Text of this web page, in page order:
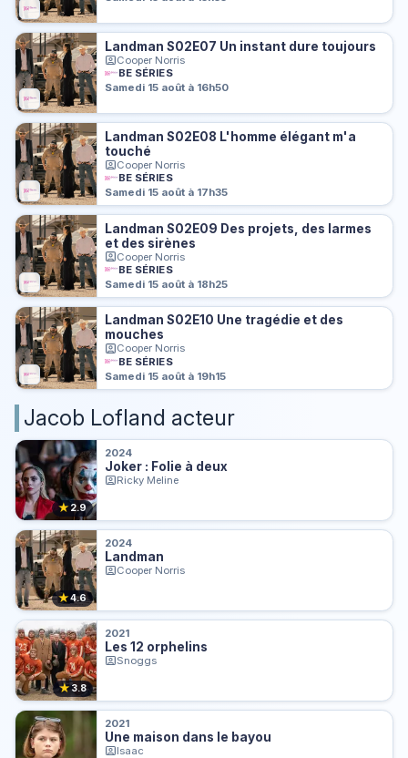
Landman S02E07 Un instant dure toujours
Cooper Norris
BE SÉRIES
Samedi 15 août à 16h50
Landman S02E08 L'homme élégant m'a
touché
Cooper Norris
BE SÉRIES
Samedi 15 août à 17h35
Landman S02E09 Des projets, des larmes
et des sirènes
Cooper Norris
BE SÉRIES
Samedi 15 août à 18h25
Landman S02E10 Une tragédie et des
mouches
Cooper Norris
BE SÉRIES
Samedi 15 août à 19h15
Jacob Lofland acteur
★2.9
2024
Joker : Folie à deux
Ricky Meline
★4.6
2024
Landman
Cooper Norris
★3.8
2021
Les 12 orphelins
Snoggs
2021
Une maison dans le bayou
Isaac